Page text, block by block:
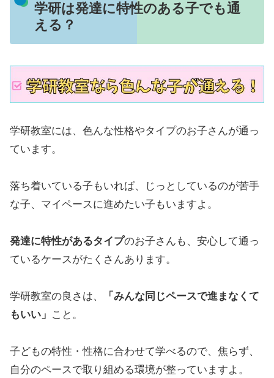
学研は発達に特性のある子でも通
える？
学研教室には、色んな性格やタイプのお子さんが通っ
ています。
落ち着いている子もいれば、じっとしているのが苦手
な子、マイペースに進めたい子もいますよ。
発達に特性があるタイプのお子さんも、安心して通っ
ているケースがたくさんあります。
学研教室の良さは、
「みんな同じペースで進まなくて
もいい」 こと。
子どもの特性・性格に合わせて学べるので、焦らず、
自分のペースで取り組める環境が整っていますよ。